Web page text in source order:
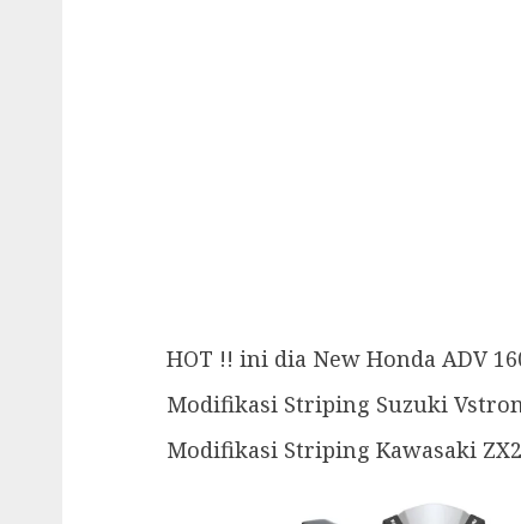
HOT !! ini dia New Honda ADV
Modifikasi Striping Suzuki
Modifikasi Striping Kawasaki